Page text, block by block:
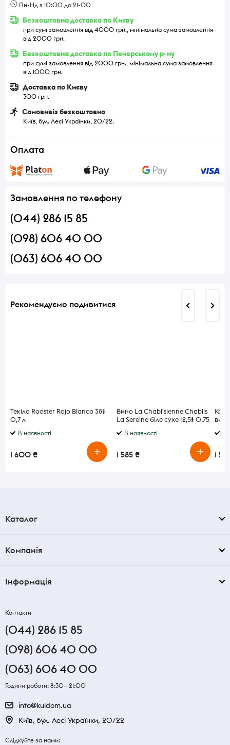
Пн-Нд з 10:00 до 21-00
Безкоштовна доставка по Києву
при сумі замовлення від 4000 грн., мінімальна сума замовлення
від 2000 грн.
Безкоштовна доставка по Печерському р-ну
при сумі замовлення від 2000 грн., мінімальна сума замовлення
від 1000 грн.
Доставка по Києву
300 грн.
Самовивіз безкоштовно
Київ, бул. Лесі Українки, 20/22.
Оплата
Замовлення по телефону
(044) 286 15 85
(098) 606 40 00
(063) 606 40 00
Рекомендуємо подивитися
Текіла Rooster Rojo Blanco 38%
0,7 л
В наявності
1 600 ₴
Вино La Chablisienne Chablis
La Sereine біле сухе 12,5% 0,75
В наявності
1 585 ₴ 1
Каталог
Компанія
Інформація
Контакти
(044) 286 15 85
(098) 606 40 00
(063) 606 40 00
Години роботи: 8:30—21:00
info@kuldom.ua
Київ, бул. Лесі Українки, 20/22
Слідкуйте за нами: